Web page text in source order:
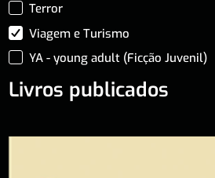
Terror
Viagem e Turismo
YA - young adult (Ficção Juvenil)
Livros publicados